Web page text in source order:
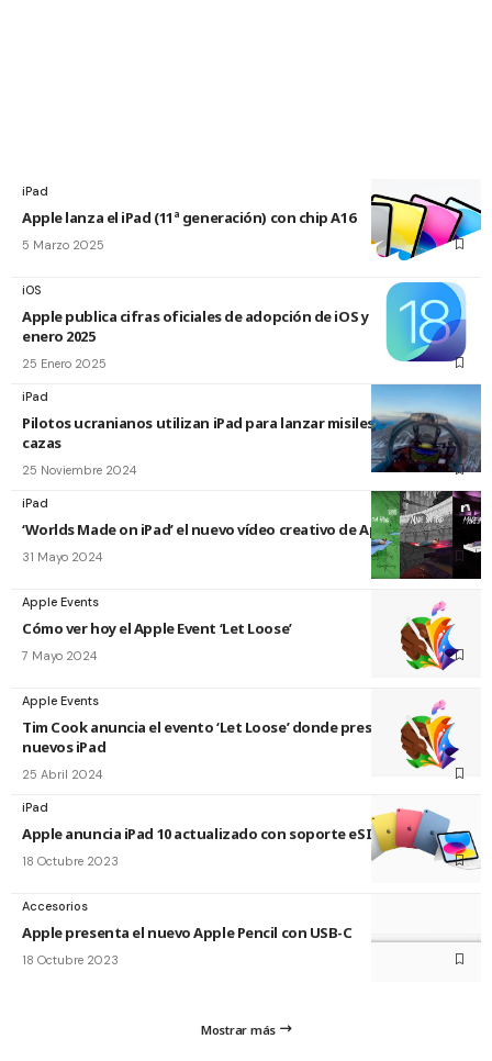
iPad
Apple lanza el iPad (11ª generación) con chip A16
5 Marzo 2025
iOS
Apple publica cifras oficiales de adopción de iOS y iPadOS a
enero 2025
25 Enero 2025
iPad
Pilotos ucranianos utilizan iPad para lanzar misiles desde sus
cazas
25 Noviembre 2024
iPad
‘Worlds Made on iPad’ el nuevo vídeo creativo de Apple
31 Mayo 2024
Apple Events
Cómo ver hoy el Apple Event ‘Let Loose’
7 Mayo 2024
Apple Events
Tim Cook anuncia el evento ‘Let Loose’ donde presentaría
nuevos iPad
25 Abril 2024
iPad
Apple anuncia iPad 10 actualizado con soporte eSIM en China
18 Octubre 2023
Accesorios
Apple presenta el nuevo Apple Pencil con USB-C
18 Octubre 2023
Mostrar más